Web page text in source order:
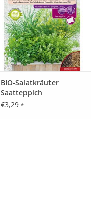
BIO-Salatkräuter
Saatteppich
€3,29 *